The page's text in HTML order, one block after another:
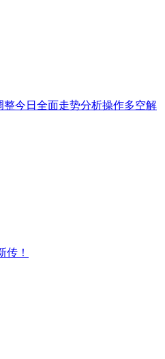
整今日全面走势分析操作多空解
传！